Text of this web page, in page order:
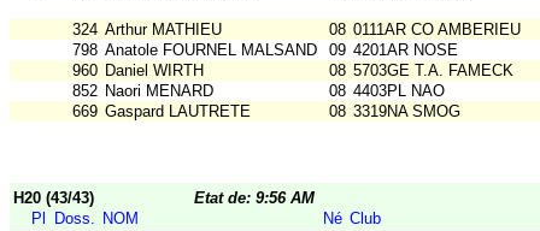
324 Arthur MATHIEU 08 0111AR CO AMBERIEU
798 Anatole FOURNEL MALSAND 09 4201AR NOSE
960 Daniel WIRTH 08 5703GE T.A. FAMECK
852 Naori MENARD 08 4403PL NAO
669 Gaspard LAUTRETE 08 3319NA SMOG
H20 (43/43)
Etat de: 9:56 AM
Pl
Doss. NOM Né Club